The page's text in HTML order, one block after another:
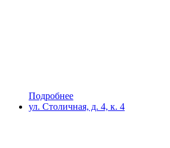
Подробнее
ул. Столичная, д. 4, к. 4